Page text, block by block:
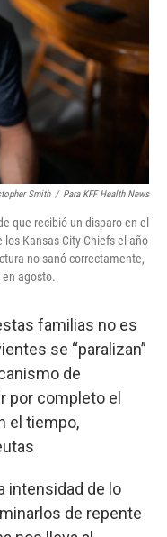
Smith / Para KFF Health News
que recibió un disparo en el
Kansas City Chiefs el año
no sanó correctamente,
agosto.
familias no es
se “paralizan”
de
por completo el
el tiempo,
intensidad de lo
de repente